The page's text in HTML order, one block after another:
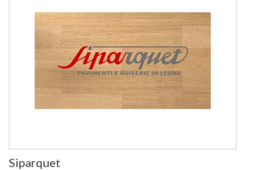
Siparquet